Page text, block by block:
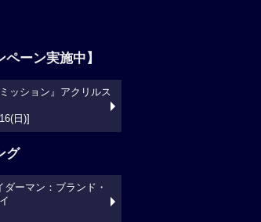
ペーン実施中】
ミッション』アクリルス
日)]
グ
ーマン：ブランド・